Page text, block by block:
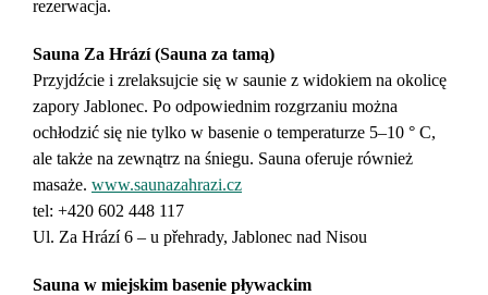
rezerwacja.
Sauna Za Hrází (Sauna za tamą)
Przyjdźcie i zrelaksujcie się w saunie z widokiem na okolicę
zapory Jablonec. Po odpowiednim rozgrzaniu można
ochłodzić się nie tylko w basenie o temperaturze 5–10 ° C,
ale także na zewnątrz na śniegu. Sauna oferuje również
masaże. www.saunazahrazi.cz
tel: +420 602 448 117
Ul. Za Hrází 6 – u přehrady, Jablonec nad Nisou
Sauna w miejskim basenie pływackim